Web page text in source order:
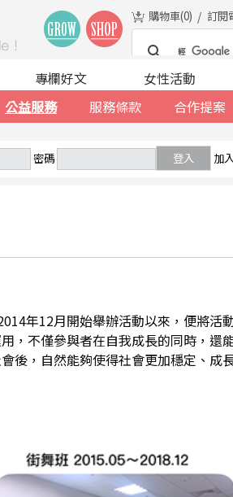
購物車(0) 訂閱
公益服務 服務條款 合作提案
專欄好文 女性活動
密碼 登入 加
年12月開始舉辦活動以來，便將活
，不僅參與者在自我成長的同時，還
後，自然能夠使得社會更加穩定、成